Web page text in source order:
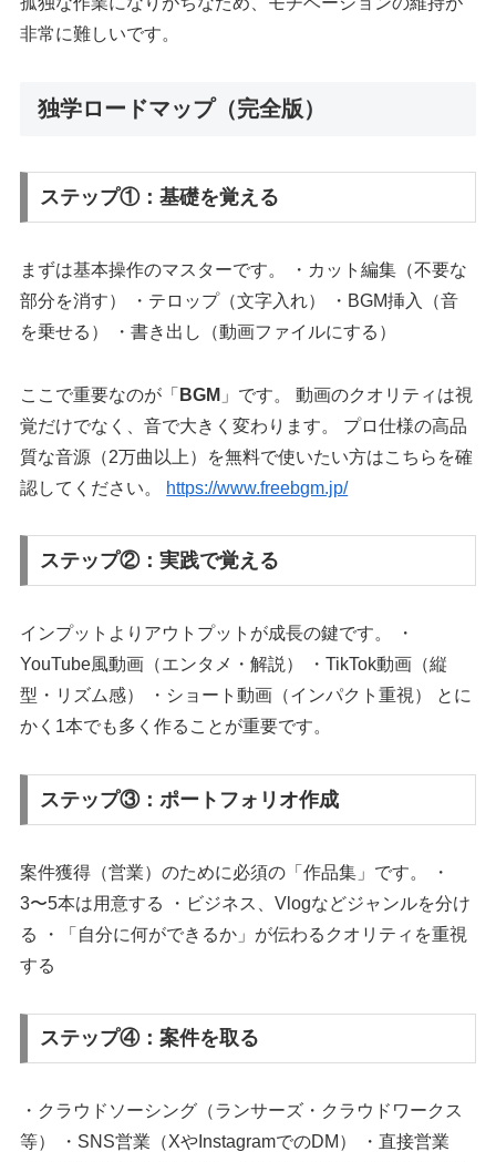
非常に難しいです。
独学ロードマップ（完全版）
ステップ①：基礎を覚える
まずは基本操作のマスターです。 ・カット編集（不要な
部分を消す） ・テロップ（文字入れ） ・BGM挿入（音
を乗せる） ・書き出し（動画ファイルにする）
ここで重要なのが「 BGM 」です。 動画のクオリティは視
覚だけでなく、音で大きく変わります。 プロ仕様の高品
質な音源（2万曲以上）を無料で使いたい方はこちらを確
認してください。
https://www.freebgm.jp/
ステップ②：実践で覚える
インプットよりアウトプットが成長の鍵です。 ・
YouTube風動画（エンタメ・解説） ・TikTok動画（縦
型・リズム感） ・ショート動画（インパクト重視） とに
かく1本でも多く作ることが重要です。
ステップ③：ポートフォリオ作成
案件獲得（営業）のために必須の「作品集」です。 ・
3〜5本は用意する ・ビジネス、Vlogなどジャンルを分け
る ・「自分に何ができるか」が伝わるクオリティを重視
する
ステップ④：案件を取る
・クラウドソーシング（ランサーズ・クラウドワークス
等） ・SNS営業（XやInstagramでのDM） ・直接営業